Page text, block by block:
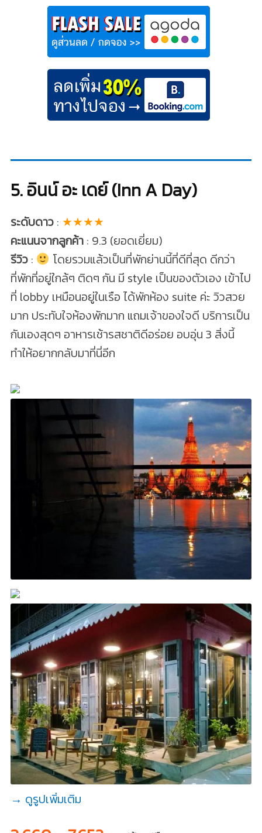
5. อินน์ อะ เดย์ (Inn A Day)
ระดับดาว: ★★★★
คะแนนจากลูกค้า: 9.3 (ยอดเยี่ยม)
รีวิว:
โดยรวมแล้วเป็นที่พักย่านนี้ที่ดีที่สุด ดีกว่า
ที่พักที่อยู่ใกล้ๆ ติดๆ กัน มี style เป็นของตัวเอง เข้าไป
ที่ lobby เหมือนอยู่ในเรือ ได้พักห้อง suite ค่ะ วิวสวย
มาก ประทับใจห้องพักมาก แถมเจ้าของใจดี บริการเป็น
กันเองสุดๆ อาหารเช้ารสชาติดีอร่อย อบอุ่น 3 สิ่งนี้
ทำให้อยากกลับมาที่นี่อีก
→ ดูรูปเพิ่มเติม